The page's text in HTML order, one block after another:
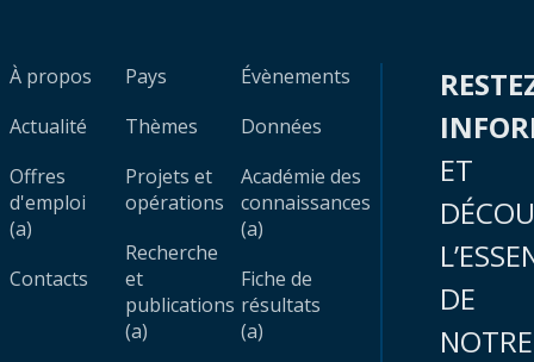
À propos
Actualité
Offres
d'emploi
(a)
Contacts
Pays
Thèmes
Projets et
opérations
Recherche
et
publications
(a)
Évènements
Données
Académie des
connaissances
(a)
Fiche de
résultats
(a)
ET
DE
NOTRE